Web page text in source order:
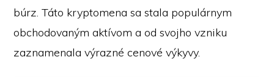
búrz. Táto kryptomena sa stala populárnym
obchodovaným aktívom a od svojho vzniku
zaznamenala výrazné cenové výkyvy.